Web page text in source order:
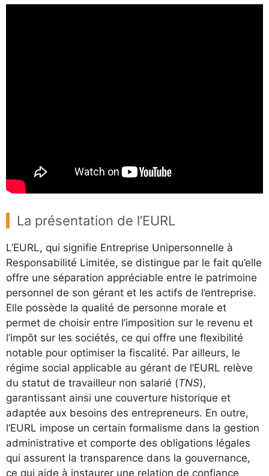
La présentation de l’EURL
L’EURL, qui signifie Entreprise Unipersonnelle à
Responsabilité Limitée, se distingue par le fait qu’elle
offre une séparation appréciable entre le patrimoine
personnel de son gérant et les actifs de l’entreprise.
Elle possède la qualité de personne morale et
permet de choisir entre l’imposition sur le revenu et
l’impôt sur les sociétés, ce qui offre une flexibilité
notable pour optimiser la fiscalité. Par ailleurs, le
régime social applicable au gérant de l’EURL relève
du statut de travailleur non salarié (TNS),
garantissant ainsi une couverture historique et
adaptée aux besoins des entrepreneurs. En outre,
l’EURL impose un certain formalisme dans la gestion
administrative et comporte des obligations légales
qui assurent la transparence dans la gouvernance,
ce qui aide à instaurer une relation de confiance